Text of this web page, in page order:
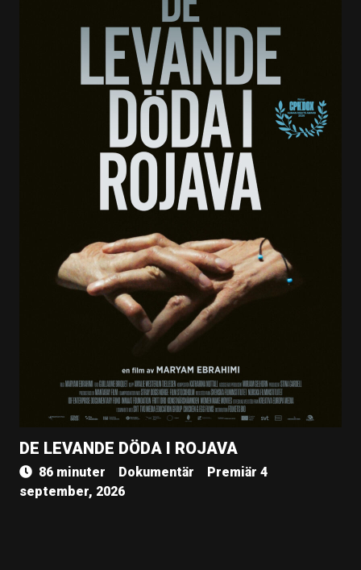
DE LEVANDE DÖDA I ROJAVA
86 minuter Dokumentär
Premiär 4
september, 2026